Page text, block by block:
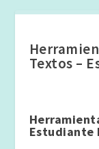
Textos –
Estudiante